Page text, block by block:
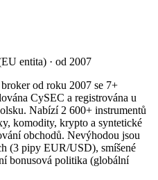
entita) · od 2007
od roku 2007 se 7+
CySEC a registrována u
Nabízí 2 600+ instrumentů
komodity, krypto a syntetické
obchodů. Nevýhodou jsou
(3 pipy EUR/USD), smíšené
bonusová politika (globální